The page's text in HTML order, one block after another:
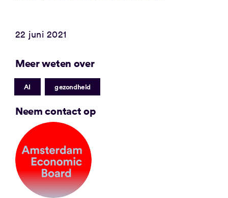
22 juni 2021
Meer weten over
AI gezondheid
Neem contact op